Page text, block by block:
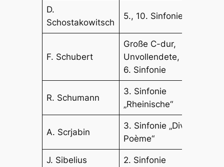
D.
Schostakowitsch
5., 10. Sinfonie
F. Schubert
Große C-dur,
Unvollendete, 1., 5.,
6. Sinfonie
R. Schumann
3. Sinfonie
„Rheinische“
A. Scrjabin
3. Sinfonie „Divin
Poème“
J. Sibelius 2. Sinfonie